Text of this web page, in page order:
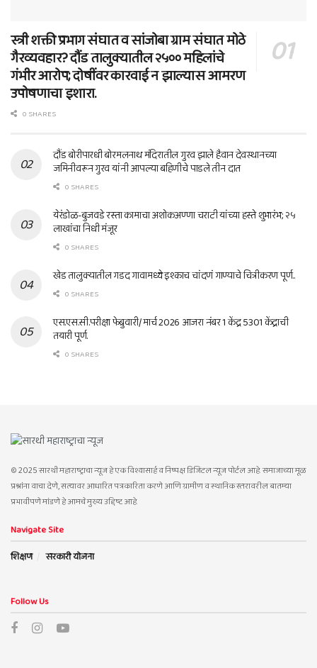
स्त्री शक्ती प्रभाग संघात व सांजोबा ग्राम संघात मोठे
गैरव्यवहार? दौंड तालुक्यातील २५०० महिलांचे
गंभीर आरोप; दोषींवर कारवाई न झाल्यास आमरण
उपोषणाचा इशारा.
0 SHARES
दौंड बोरीपारधी बोरमलनाथ मंदिरातील गुरव झाले हैवान देवस्थानच्या
जमिनीवरून गुरव यांनी आपल्या बहिणीचे पाडले तीन दात
0 SHARES
येरंडोळ-बुजवडे रस्ता कामाचा अशोकअण्णा चराटी यांच्या हस्ते शुभारंभ; २५
लाखांचा निधी मंजूर
0 SHARES
खेड तालुक्यातील गडद गावामध्ये इश्काच चांदणं गाण्याचे चित्रीकरण पूर्ण..
0 SHARES
एस.एस.सी.परीक्षा फेब्रुवारी/ मार्च 2026 आजरा नंबर 1 केंद्र 5301 केंद्राची
तयारी पूर्ण.
0 SHARES
© 2025 सारथी महाराष्ट्राचा न्यूज हे एक विश्वासार्ह व निष्पक्ष डिजिटल न्यूज पोर्टल आहे. समाजाच्या मूळ
प्रश्नांना वाचा देणे, सत्यावर आधारित पत्रकारिता करणे आणि ग्रामीण व स्थानिक स्तरावरील बातम्या
प्रभावीपणे मांडणे हे आमचे मुख्य उद्दिष्ट आहे.
Navigate Site
शिक्षण
सरकारी योजना
Follow Us